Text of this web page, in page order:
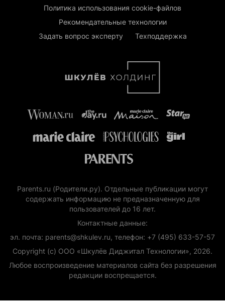
Политика использования cookie-файлов
Рекомендательные технологии
Задать вопрос эксперту
Техподдержка
Parents.ru (Родители.ру). Отдельные публикации могут
содержать информацию не предназначенную для
пользователей до 16 лет.
Контактные данные:
эл. почта: parents@shkulev.ru, телефон: +7 (495) 633-57-57
Copyright (с) ООО «Шкулёв Диджитал Технологии», 2026.
Любое воспроизведение материалов сайта без разрешения
редакции воспрещается.